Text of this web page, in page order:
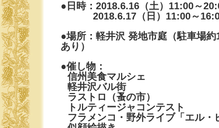
●日時：2018.6.16（土）11:00～
2018.6.17（日）11:00～
●場所：軽井沢 発地市庭（駐車場
あり）
●催し物：
信州美食マルシェ
軽井沢バル街
ラストロ（蚤の市）
トルティージャコンテスト
フラメンコ・野外ライブ「エル・